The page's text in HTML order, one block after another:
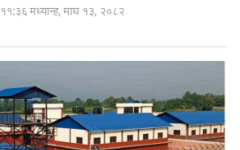
११:३६ मध्यान्ह, माघ १३, २०८२